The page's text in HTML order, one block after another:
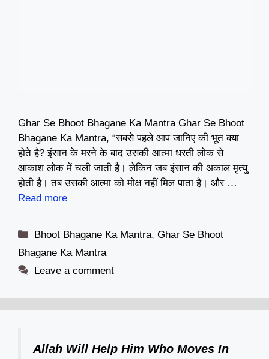
Ghar Se Bhoot Bhagane Ka Mantra Ghar Se Bhoot
Bhagane Ka Mantra, “सबसे पहले आप जानिए की भूत क्या
होते है? इंसान के मरने के बाद उसकी आत्मा धरती लोक से
आकाश लोक में चली जाती है। लेकिन जब इंसान की अकाल मृत्यु
होती है। तब उसकी आत्मा को मोक्ष नहीं मिल पाता है। और …
Read more
Categories
Bhoot Bhagane Ka Mantra,Ghar Se Bhoot
Bhagane Ka Mantra
Leave a comment
Allah Will Help Him Who Moves In